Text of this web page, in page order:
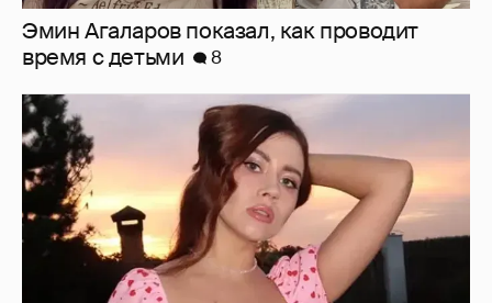
"Мне искренне больно". Олеся Иванченко
ответила на критику в сети за поддержку
"Колобка"
24